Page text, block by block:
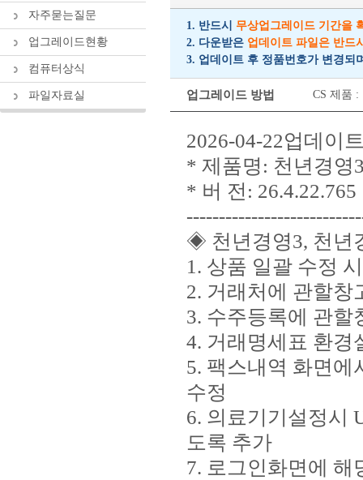
자주묻는질문
업그레이드현황
컴퓨터상식
파일자료실
1. 반드시 무상업그레이드 기간을
2. 다운받은 업데이트 파일은 반드
3. 업데이트 후 정품번호가 변경되
업그레이드 방법 CS 제품
2026-04-22업데이
* 제품명: 천년경영
* 버 전: 26.4.22.765
◈ 천년경영3, 천년
1. 상품 일괄 수정
2. 거래처에 관할창
3. 수주등록에 관할
4. 거래명세표 환경
5. 팩스내역 화면에
수정
6. 의료기기설정시
도록 추가
7. 로그인화면에 해